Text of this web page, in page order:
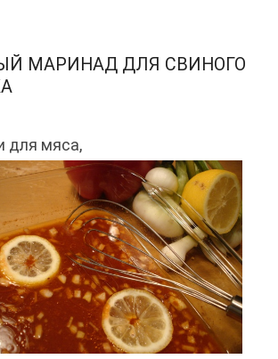
МАРИНАД ДЛЯ СВИНОГО
для мяса,